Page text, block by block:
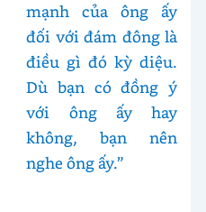
mạnh của ông ấy
đối với đám đông là
điều gì đó kỳ diệu.
Dù bạn có đồng ý
với ông ấy hay
không, bạn nên
nghe ông ấy.”